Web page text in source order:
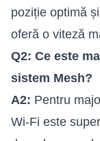
poziție optimă
oferă o viteză
Q2: Ce este
sistem Mesh?
A2: Pentru
Wi-Fi este